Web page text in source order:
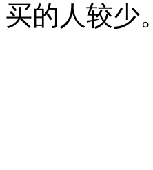
买的人较少。